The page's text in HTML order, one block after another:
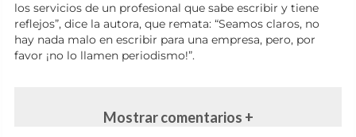
los servicios de un profesional que sabe escribir y tiene
reflejos”, dice la autora, que remata: “Seamos claros, no
hay nada malo en escribir para una empresa, pero, por
favor ¡no lo llamen periodismo!”.
Mostrar comentarios +